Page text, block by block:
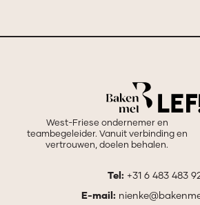
West-Friese ondernemer en
teambegeleider. Vanuit verbinding en
vertrouwen, doelen behalen.
Tel: +31 6 483 483
E-mail: